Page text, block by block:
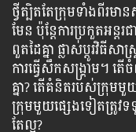
ថ្វី​ត្បិត​តែ​ក្រុម​ទាំង​ពីរ​ម
មែន ប៉ុន្តែ​ការ​ប្រកួត​អន្
ពួត​ដៃ​គ្នា ផ្លាស់​ប្ដូរ​វិធីស
ការ​ធ្វើ​សឹកសង្គ្រាម។
គ្នា? តើ​គំនិត​របស់​ក្រុម​
ក្រុម​មួយ​ផ្សេង​ទៀត​ត្រូវ​
តែ​ល្អ?